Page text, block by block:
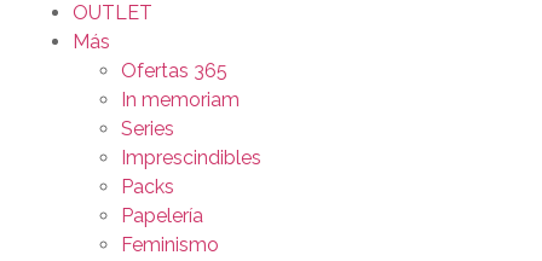
OUTLET
Más
Ofertas 365
In memoriam
Series
Imprescindibles
Packs
Papelería
Feminismo